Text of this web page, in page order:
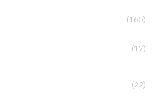
(165)
(17)
(22)